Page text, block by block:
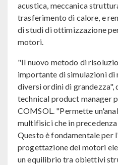
acustica, meccanica
trasferimento di calore, e
di studi di ottimizzazione
motori.
"Il nuovo metodo di
importante di simulazioni
diversi ordini di grandezza",
technical product manager
COMSOL. "Permette
multifisici che in
Questo è fondamentale per
progettazione dei motori
un equilibrio tra obiettivi